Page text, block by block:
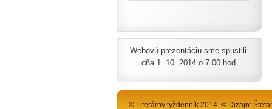
Webovú prezentáciu sme spustili
dňa 1. 10. 2014 o 7.00 hod.
© Literárny týždenník 2014. © Dizajn: